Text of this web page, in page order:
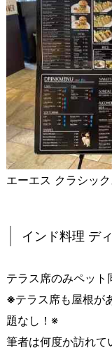
エーエス クラシッ
インド料理 デ
テラス席のみペット
※テラス席も屋根が
題なし！※
筆者は何度か訪れて